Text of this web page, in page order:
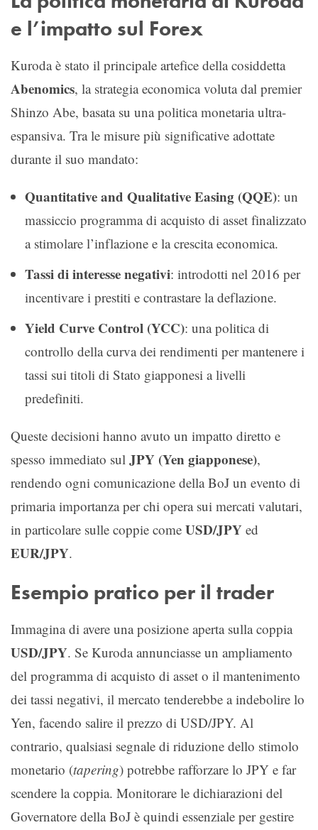
e l’impatto sul Forex
Kuroda è stato il principale artefice della cosiddetta
Abenomics, la strategia economica voluta dal premier
Shinzo Abe, basata su una politica monetaria ultra-
espansiva. Tra le misure più significative adottate
durante il suo mandato:
Quantitative and Qualitative Easing (QQE): un
massiccio programma di acquisto di asset finalizzato
a stimolare l’inflazione e la crescita economica.
Tassi di interesse negativi: introdotti nel 2016 per
incentivare i prestiti e contrastare la deflazione.
Yield Curve Control (YCC): una politica di
controllo della curva dei rendimenti per mantenere i
tassi sui titoli di Stato giapponesi a livelli
predefiniti.
Queste decisioni hanno avuto un impatto diretto e
spesso immediato sul JPY (Yen giapponese),
rendendo ogni comunicazione della BoJ un evento di
primaria importanza per chi opera sui mercati valutari,
in particolare sulle coppie come USD/JPY ed
EUR/JPY.
Esempio pratico per il trader
Immagina di avere una posizione aperta sulla coppia
USD/JPY. Se Kuroda annunciasse un ampliamento
del programma di acquisto di asset o il mantenimento
dei tassi negativi, il mercato tenderebbe a indebolire lo
Yen, facendo salire il prezzo di USD/JPY. Al
contrario, qualsiasi segnale di riduzione dello stimolo
monetario (tapering) potrebbe rafforzare lo JPY e far
scendere la coppia. Monitorare le dichiarazioni del
Governatore della BoJ è quindi essenziale per gestire